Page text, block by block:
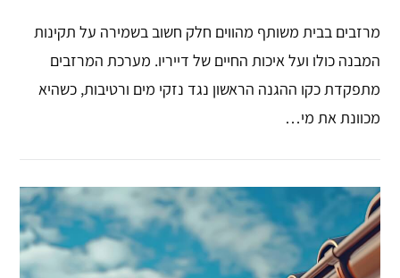
מרזבים בבית משותף מהווים חלק חשוב בשמירה על תקינות
המבנה כולו ועל איכות החיים של דייריו. מערכת המרזבים
מתפקדת כקו ההגנה הראשון נגד נזקי מים ורטיבות, כשהיא
מכוונת את מי…